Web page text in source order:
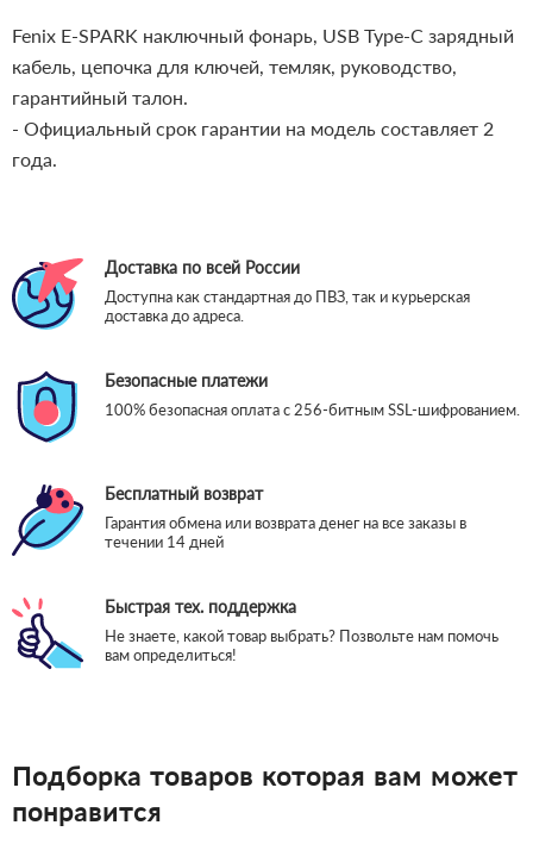
Fenix E-SPARK наключный фонарь, USB Type-C зарядный
кабель, цепочка для ключей, темляк, руководство,
гарантийный талон.
- Официальный срок гарантии на модель составляет 2
года.
Доставка по всей России
Доступна как стандартная до ПВЗ, так и курьерская
доставка до адреса.
Безопасные платежи
100% безопасная оплата с 256-битным SSL-шифрованием.
Бесплатный возврат
Гарантия обмена или возврата денег на все заказы в
течении 14 дней
Быстрая тех. поддержка
Не знаете, какой товар выбрать? Позвольте нам помочь
вам определиться!
Подборка товаров которая вам может
понравится